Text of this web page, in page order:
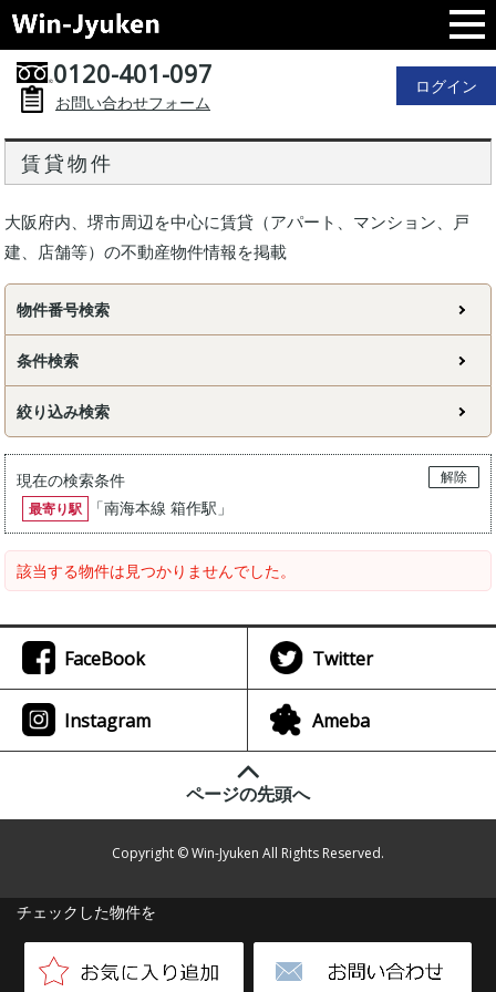
0120-401-097
お問い合わせフォーム
ログイン
賃貸物件
大阪府内、堺市周辺を中心に賃貸（アパート、マンション、戸
建、店舗等）の不動産物件情報を掲載
物件番号検索
条件検索
絞り込み検索
現在の検索条件
解除
最寄り駅
「南海本線 箱作駅 」
該当する物件は見つかりませんでした。
チェックした物件を
FaceBook Twitter
Instagram Ameba
ページの先頭へ
Copyright © Win-Jyuken All Rights Reserved.